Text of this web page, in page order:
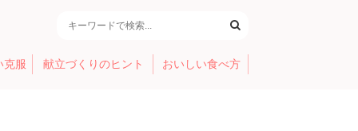
克服 献立づくりのヒント おいしい食べ方